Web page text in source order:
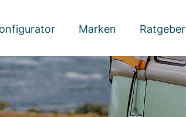
Marken Ratgeber